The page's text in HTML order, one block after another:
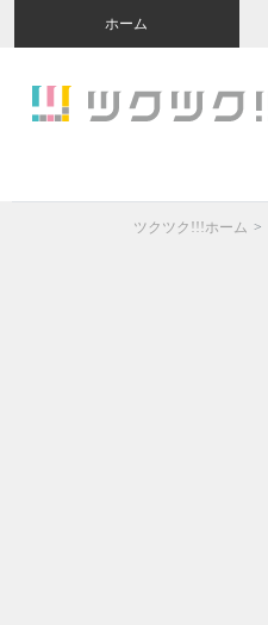
ホーム
ツクツク!!!ホーム